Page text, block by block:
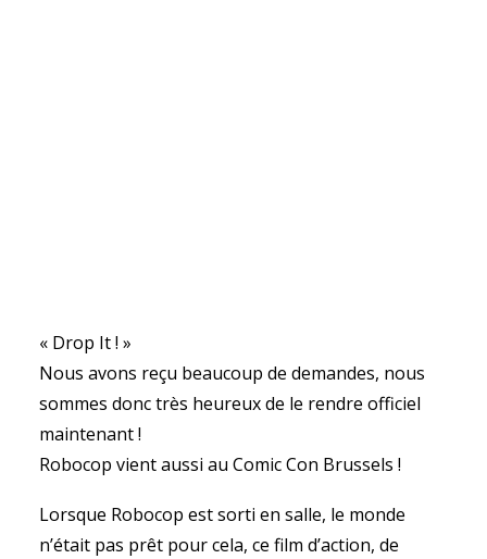
« Drop It ! »
Nous avons reçu beaucoup de demandes, nous
sommes donc très heureux de le rendre officiel
maintenant !
Robocop vient aussi au Comic Con Brussels !
Lorsque Robocop est sorti en salle, le monde
n’était pas prêt pour cela, ce film d’action, de